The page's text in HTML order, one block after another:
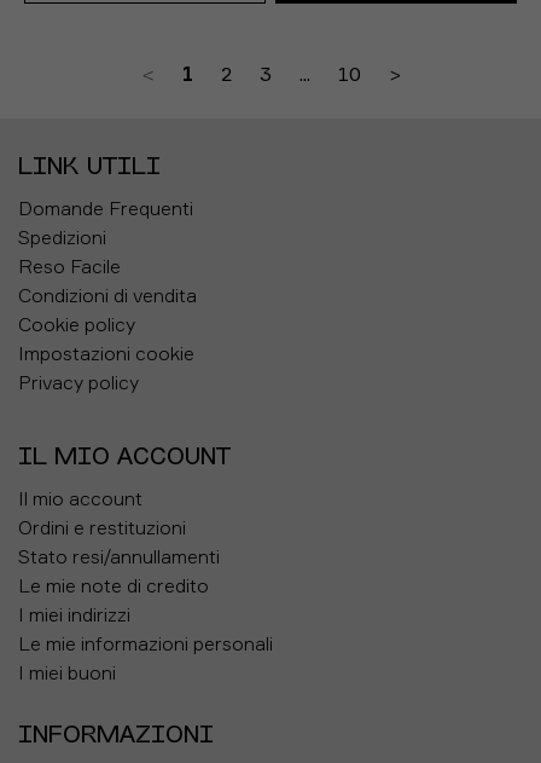
< 1 2 3 ... 10 >
LINK UTILI
Domande Frequenti
Spedizioni
Reso Facile
Condizioni di vendita
Cookie policy
Impostazioni cookie
Privacy policy
IL MIO ACCOUNT
Il mio account
Ordini e restituzioni
Stato resi/annullamenti
Le mie note di credito
I miei indirizzi
Le mie informazioni personali
I miei buoni
INFORMAZIONI